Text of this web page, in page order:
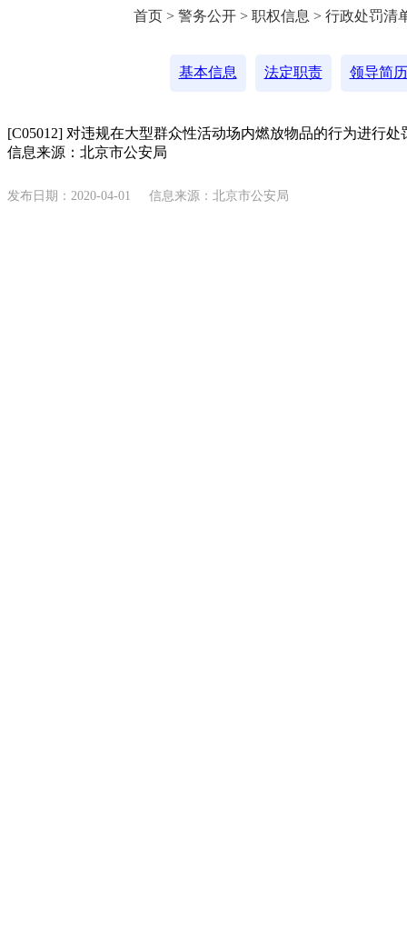
首页 > 警务公开 > 职权信息 > 行政处罚清
基本信息 法定职责 领导简历
[C05012] 对违规在大型群众性活动场内燃放物品的行为进行处
信息来源：北京市公安局
发布日期：2020-04-01 信息来源：北京市公安局